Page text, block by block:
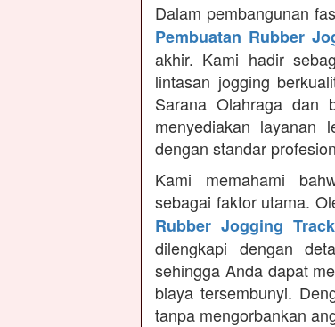
Dalam pembangunan
Pembuatan Rubber
akhir. Kami hadir
lintasan jogging
Sarana Olahraga dan
menyediakan layanan
dengan standar
Kami memahami
sebagai faktor utama.
Rubber Jogging Track
dilengkapi dengan
sehingga Anda dapat
biaya tersembunyi.
tanpa mengorbankan